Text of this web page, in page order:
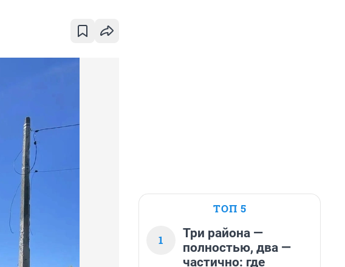
ТОП 5
1
Три района —
полностью, два —
частично: где